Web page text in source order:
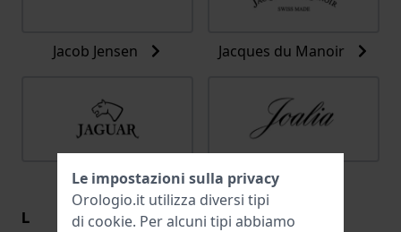
Jacob Jensen Jacques du Manoir
Jaguar Joalia
L
Le impostazioni sulla privacy
Orologio.it utilizza diversi tipi
di cookie. Per alcuni tipi abbiamo